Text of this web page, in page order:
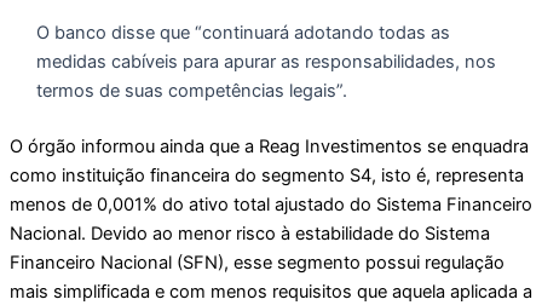
O banco disse que “continuará adotando todas as
medidas cabíveis para apurar as responsabilidades, nos
termos de suas competências legais”.
O órgão informou ainda que a Reag Investimentos se enquadra
como instituição financeira do segmento S4, isto é, representa
menos de 0,001% do ativo total ajustado do Sistema Financeiro
Nacional. Devido ao menor risco à estabilidade do Sistema
Financeiro Nacional (SFN), esse segmento possui regulação
mais simplificada e com menos requisitos que aquela aplicada a